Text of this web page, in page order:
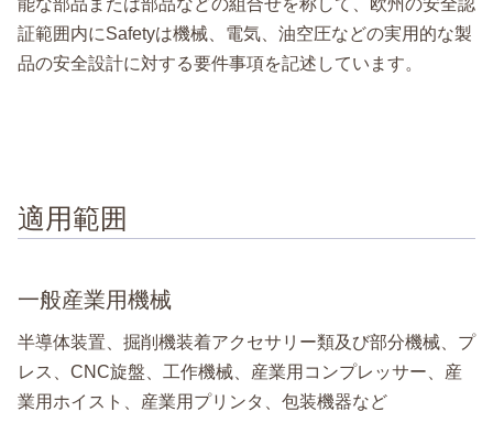
能な部品または部品などの組合せを称して、欧州の安全認
証範囲内にSafetyは機械、電気、油空圧などの実用的な製
品の安全設計に対する要件事項を記述しています。
適用範囲
一般産業用機械
半導体装置、掘削機装着アクセサリー類及び部分機械、プ
レス、CNC旋盤、工作機械、産業用コンプレッサー、産
業用ホイスト、産業用プリンタ、包装機器など